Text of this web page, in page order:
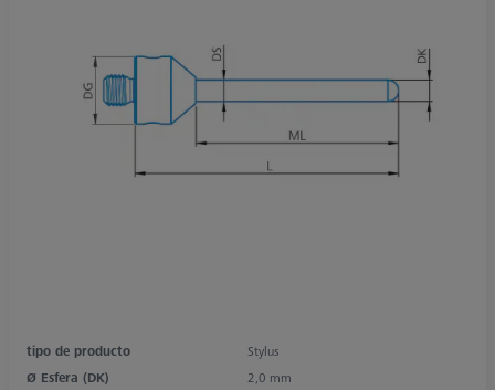
tipo de producto
Stylus
Ø Esfera (DK)
2,0 mm